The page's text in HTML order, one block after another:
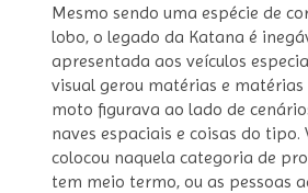
Mesmo sendo uma espécie de
lobo, o legado da Katana é
apresentada aos veículos
visual gerou matérias e matérias
moto figurava ao lado de
naves espaciais e coisas do tipo.
colocou naquela categoria de
tem meio termo, ou as pessoas